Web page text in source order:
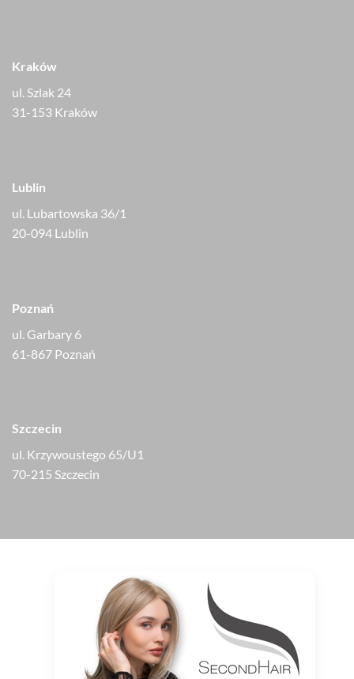
Kraków
ul. Szlak 24
31-153 Kraków
Lublin
ul. Lubartowska 36/1
20-094 Lublin
Poznań
ul. Garbary 6
61-867 Poznań
Szczecin
ul. Krzywoustego 65/U1
70-215 Szczecin